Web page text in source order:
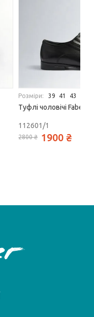
Розміри: 39 41 43
Туфлі чоловічі Faber
112601/1
2800 ₴ 1900 ₴